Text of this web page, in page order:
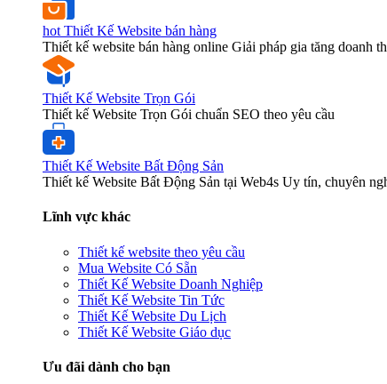
hot Thiết Kế Website bán hàng
Thiết kế website bán hàng online Giải pháp gia tăng doanh
Thiết Kế Website Trọn Gói
Thiết kế Website Trọn Gói chuẩn SEO theo yêu cầu
Thiết Kế Website Bất Động Sản
Thiết kế Website Bất Động Sản tại Web4s Uy tín, chuyên
Lĩnh vực khác
Thiết kế website theo yêu cầu
Mua Website Có Sẵn
Thiết Kế Website Doanh Nghiệp
Thiết Kế Website Tin Tức
Thiết Kế Website Du Lịch
Thiết Kế Website Giáo dục
Ưu đãi dành cho bạn